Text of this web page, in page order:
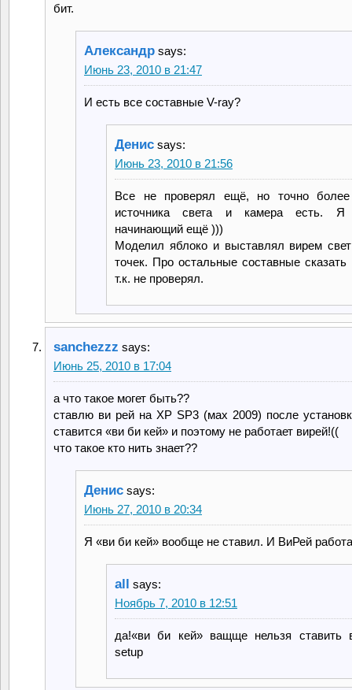
бит.
Александр says:
Июнь 23, 2010 в 21:47
И есть все составные V-ray?
Денис says:
Июнь 23, 2010 в 21:56
Все не проверял ещё, но точно более
источника света и камера есть. Я
начинающий ещё )))
Моделил яблоко и выставлял вирем
точек. Про остальные составные сказать
т.к. не проверял.
sanchezzz says:
Июнь 25, 2010 в 17:04
а что такое могет быть??
ставлю ви рей на XP SP3 (мах 2009) после
ставится «ви би кей» и поэтому не работает вирей!((
что такое кто нить знает??
Денис says:
Июнь 27, 2010 в 20:34
Я «ви би кей» вообще не ставил. И ВиРей
all says:
Ноябрь 7, 2010 в 12:51
да!«ви би кей» ващще нельзя ставить
setup